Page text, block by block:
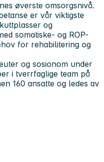
øverste omsorgsnivå.
er vår viktigste
og
somatiske- og ROP-
for rehabilitering og
og sosionom under
i tverrfaglige team på
160 ansatte og ledes av